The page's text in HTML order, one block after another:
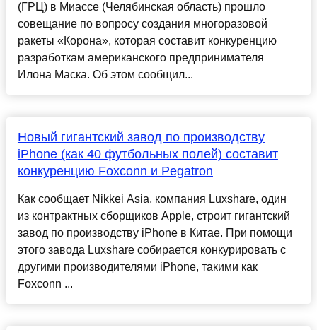
(ГРЦ) в Миассе (Челябинская область) прошло
совещание по вопросу создания многоразовой
ракеты «Корона», которая составит конкуренцию
разработкам американского предпринимателя
Илона Маска. Об этом сообщил...
Новый гигантский завод по производству
iPhone (как 40 футбольных полей) составит
конкуренцию Foxconn и Pegatron
Как сообщает Nikkei Asia, компания Luxshare, один
из контрактных сборщиков Apple, строит гигантский
завод по производству iPhone в Китае. При помощи
этого завода Luxshare собирается конкурировать с
другими производителями iPhone, такими как
Foxconn ...